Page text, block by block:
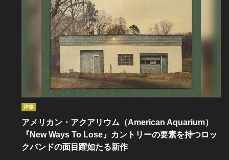
洋楽
アメリカン・アクアリウム（American Aquarium）
『New Ways To Lose』カントリーの要素を持つロッ
クバンドの面目躍如たる新作